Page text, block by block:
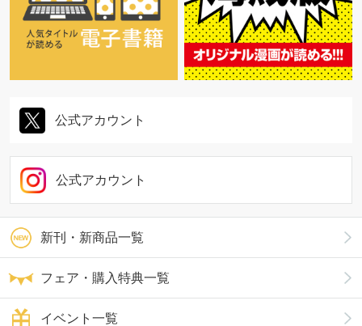
新刊・新商品一覧
フェア・購入特典一覧
イベント一覧
公式アカウント
公式アカウント